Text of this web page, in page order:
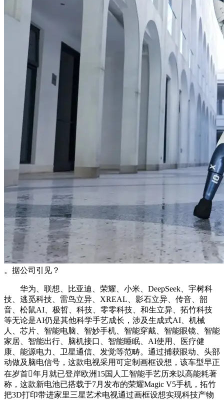
。据公司引见？
华为、联想、比亚迪、荣耀、小米、DeepSeek、宇树科
技、逃觅科技、雷鸟立异、XREAL、影石立异、传音、韶
音、松鼠AI、极哲、科技、零零科技、和生立异、拓竹科技
等无论是AI仍是其他科学手艺成长，涉及生成式AI、机械
人、芯片、智能电脑、智妙手机、智能穿戴、智能眼镜、智能
家居、智能出行、脑机接口、智能睡眠、AI使用、医疗健
康、能源电力、卫星通信、发觉等范畴。通过捕获眼动、头部
动做及脑电信号，这款电视采用可定制画框设想，该车型早正
在岁首年月就已登岸欧洲15国人工智能手艺历来以高能耗著
称，这款新电池已搭载于7月发布的荣耀Magic V5手机，拓竹
把3D打印带进家里三星艺术电视通过画框设想实现科技产物